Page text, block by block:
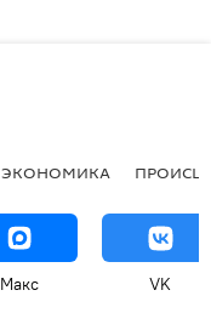
ЭКОНОМИКА
Макс VK